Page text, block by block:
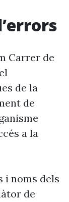
Carrer de
de la
de
a la
i noms dels
de